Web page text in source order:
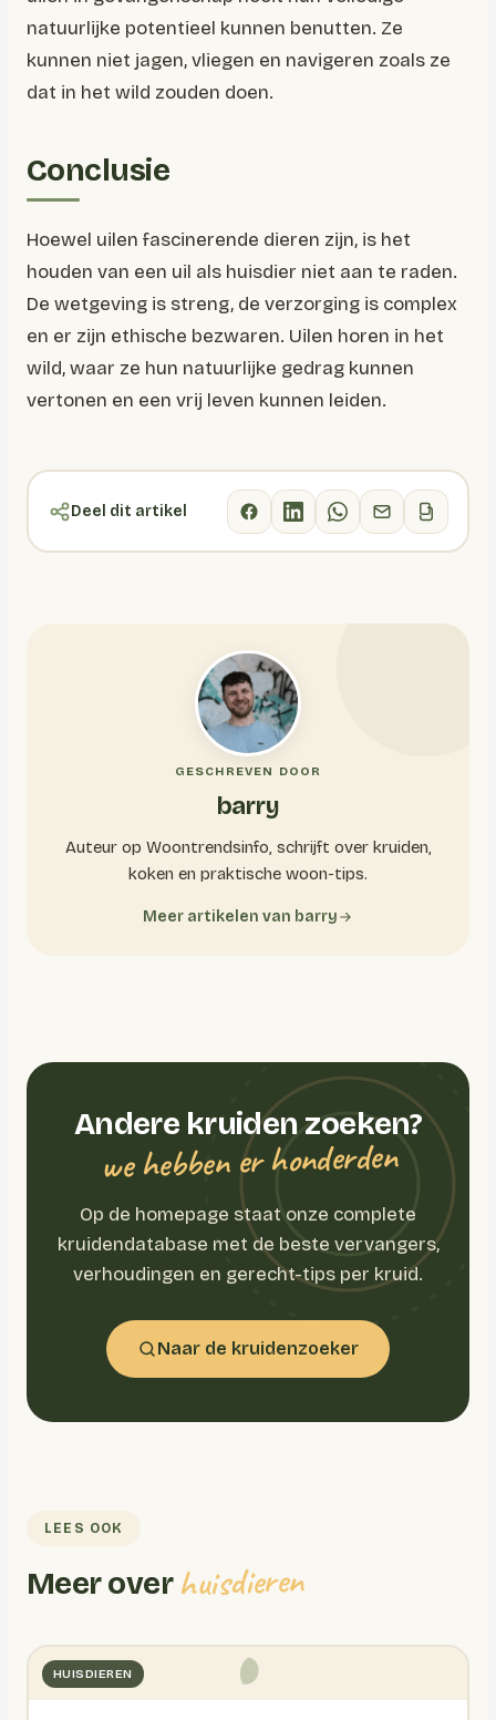
natuurlijke potentieel kunnen benutten. Ze
kunnen niet jagen, vliegen en navigeren zoals ze
dat in het wild zouden doen.
Conclusie
Hoewel uilen fascinerende dieren zijn, is het
houden van een uil als huisdier niet aan te raden.
De wetgeving is streng, de verzorging is complex
en er zijn ethische bezwaren. Uilen horen in het
wild, waar ze hun natuurlijke gedrag kunnen
vertonen en een vrij leven kunnen leiden.
Deel dit artikel
GESCHREVEN DOOR
barry
Auteur op Woontrendsinfo, schrijft over kruiden,
koken en praktische woon-tips.
Meer artikelen van barry
Andere kruiden zoeken?
we hebben er honderden
Op de homepage staat onze complete
kruidendatabase met de beste vervangers,
verhoudingen en gerecht-tips per kruid.
Naar de kruidenzoeker
LEES OOK
Meer over huisdieren
HUISDIEREN